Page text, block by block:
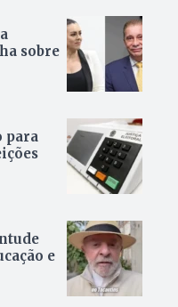
sobre
para
e